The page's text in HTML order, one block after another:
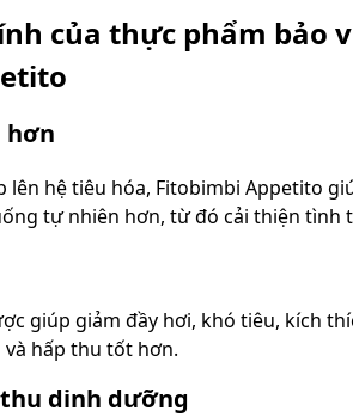
của thực phẩm bảo
hơn
lên hệ tiêu hóa, Fitobimbi Appetito
tự nhiên hơn, từ đó cải thiện tình
giúp giảm đầy hơi, khó tiêu, kích
hấp thu tốt hơn.
dinh dưỡng